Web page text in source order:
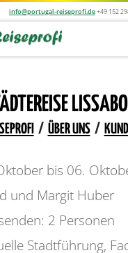
info@portugal-reiseprofi.de+49 152
/ ÜBER UNS/
bis 06.
und Margit Huber
2 Personen
Stadtführung,